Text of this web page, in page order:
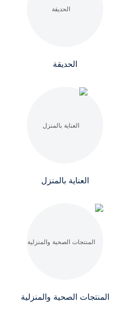
الحديقة
العناية بالمنزل
المنتجات الصحية والمنزلية